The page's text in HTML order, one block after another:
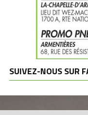
SUIVEZ-NOUS SUR